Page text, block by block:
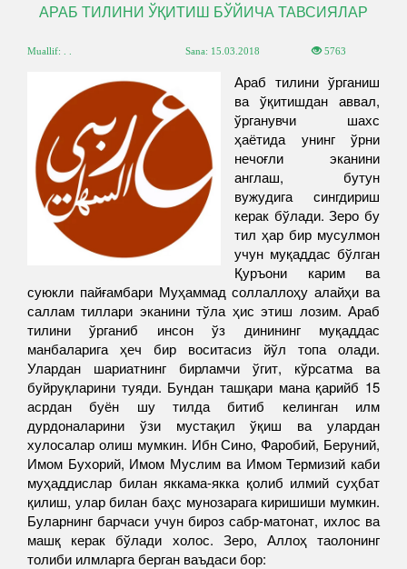
АРАБ ТИЛИНИ ЎҚИТИШ БЎЙИЧА ТАВСИЯЛАР
Muallif: . . Sana: 15.03.2018 5763
Араб тилини ўрганиш
ва ўқитишдан аввал,
ўрганувчи шахс
ҳаётида унинг ўрни
нечоғли эканини
англаш, бутун
вужудига сингдириш
керак бўлади. Зеро бу
тил ҳар бир мусулмон
учун муқаддас бўлган
Қуръони карим ва
суюкли пайғамбари Муҳаммад соллаллоҳу алайҳи ва
саллам тиллари эканини тўла ҳис этиш лозим. Араб
тилини ўрганиб инсон ўз динининг муқаддас
манбаларига ҳеч бир воситасиз йўл топа олади.
Улардан шариатнинг бирламчи ўгит, кўрсатма ва
буйруқларини туяди. Бундан ташқари мана қарийб 15
асрдан буён шу тилда битиб келинган илм
дурдоналарини ўзи мустақил ўқиш ва улардан
хулосалар олиш мумкин. Ибн Сино, Фаробий, Беруний,
Имом Бухорий, Имом Муслим ва Имом Термизий каби
муҳаддислар билан яккама-якка қолиб илмий суҳбат
қилиш, улар билан баҳс мунозарага киришиши мумкин.
Буларнинг барчаси учун бироз сабр-матонат, ихлос ва
машқ керак бўлади холос. Зеро, Аллоҳ таолонинг
толиби илмларга берган ваъдаси бор: